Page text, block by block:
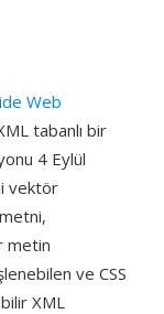
Web
tabanlı bir
4 Eylül
vektör
metin
ve CSS
XML